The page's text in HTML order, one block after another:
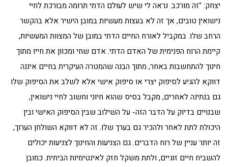
יצחק: "זה מורכב. נראה לי שיש לעולם הדתי תרומה מבורכת לחיי
נישואין טובים, אך זה לא בעצות מעשיות במובן הישיר אלא בהקשר
הרחב שלו. במקביל לאורח החיים הדתי במובן של המצוות המעשיות,
קיימת הרוח הפנימית של האדם הדתי. אדם שחי ומכוון את חייו מתוך
חינוך להתחשבות באחר, מתוך הבנה שהמטרה העיקרית בחיים איננה
דווקא להגיע לסיפוק יצרי או סיפוק אישי אלא לשלב את הסיפוק שלו
גם בנתינה לאחרים, מקבל בסיס שהוא חיוני וחשוב לחיי נישואין,
שבנויים בדיוק על הדבר הזה- על השילוב שבין הסיפוק האישי ובין
היכולת לתת לאחר ולהכיר גם בערך שלו. זה לא דווקא השולחן הערוך,
זה יותר עניין של רוח הדברים. גם הצניעות והחינוך לצניעות יכולים
להשביח חיים זוגיים, ולתת משקל חזק לאינטימיות הביתית. כמובן